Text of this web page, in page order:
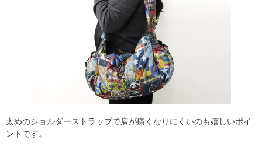
太めのショルダーストラップで肩が痛くなりにくいのも嬉しいポイ
ントです。